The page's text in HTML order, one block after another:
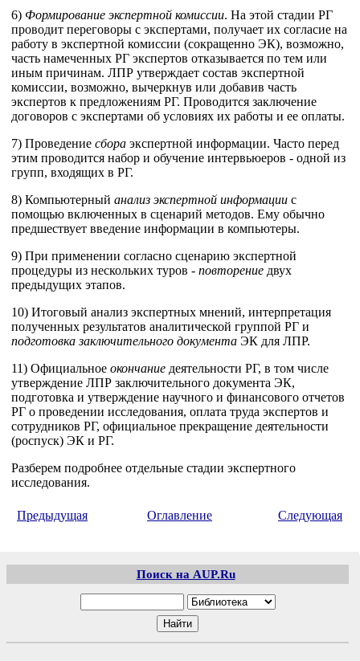
6) Формирование экспертной комиссии. На этой стадии РГ
проводит переговоры с экспертами, получает их согласие на
работу в экспертной комиссии (сокращенно ЭК), возможно,
часть намеченных РГ экспертов отказывается по тем или
иным причинам. ЛПР утверждает состав экспертной
комиссии, возможно, вычеркнув или добавив часть
экспертов к предложениям РГ. Проводится заключение
договоров с экспертами об условиях их работы и ее оплаты.
7) Проведение сбора экспертной информации. Часто перед
этим проводится набор и обучение интервьюеров - одной из
групп, входящих в РГ.
8) Компьютерный анализ экспертной информации с
помощью включенных в сценарий методов. Ему обычно
предшествует введение информации в компьютеры.
9) При применении согласно сценарию экспертной
процедуры из нескольких туров - повторение двух
предыдущих этапов.
10) Итоговый анализ экспертных мнений, интерпретация
полученных результатов аналитической группой РГ и
подготовка заключительного документа ЭК для ЛПР.
11) Официальное окончание деятельности РГ, в том числе
утверждение ЛПР заключительного документа ЭК,
подготовка и утверждение научного и финансового отчетов
РГ о проведении исследования, оплата труда экспертов и
сотрудников РГ, официальное прекращение деятельности
(роспуск) ЭК и РГ.
Разберем подробнее отдельные стадии экспертного
исследования.
Предыдущая Оглавление Следующая
Поиск на AUP.Ru